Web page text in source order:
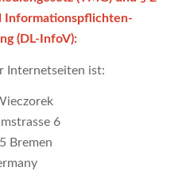
Informationspflichten-
(DL-InfoV):
Internetseiten ist:
6
Bremen